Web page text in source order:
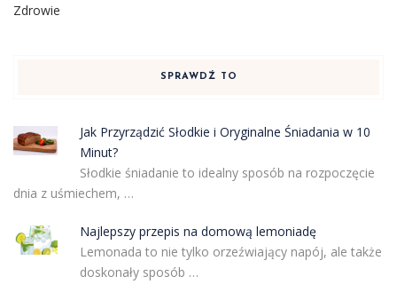
Zdrowie
SPRAWDŹ TO
Jak Przyrządzić Słodkie i Oryginalne Śniadania w 10
Minut?
Słodkie śniadanie to idealny sposób na rozpoczęcie
dnia z uśmiechem, …
Najlepszy przepis na domową lemoniadę
Lemonada to nie tylko orzeźwiający napój, ale także
doskonały sposób …